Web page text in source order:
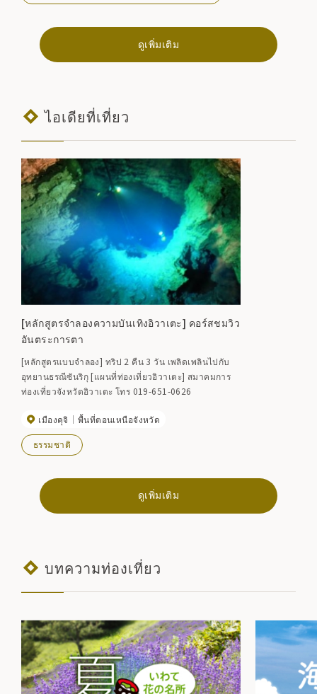
ดูเพิ่มเติม
ไอเดียที่เที่ยว
[หลักสูตรจำลองความบันเทิงอิวาเตะ] คอร์สชมวิว
อันตระการตา
[หลักสูตรแบบจำลอง] ทริป 2 คืน 3 วัน เพลิดเพลินไปกับ
อุทยานธรณีซันริกุ [แผนที่ท่องเที่ยวอิวาเตะ] สมาคมการ
ท่องเที่ยวจังหวัดอิวาเตะ โทร 019-651-0626
เมืองคุจิ พื้นที่ตอนเหนือจังหวัด
ธรรมชาติ
ดูเพิ่มเติม
บทความท่องเที่ยว